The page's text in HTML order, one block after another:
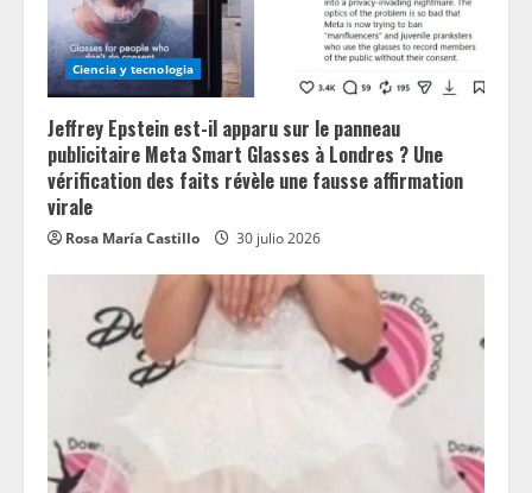
Ciencia y tecnologia
Jeffrey Epstein est-il apparu sur le panneau
publicitaire Meta Smart Glasses à Londres ? Une
vérification des faits révèle une fausse affirmation
virale
Rosa María Castillo 30 julio 2026